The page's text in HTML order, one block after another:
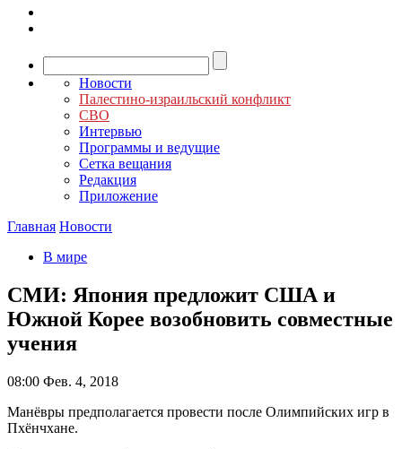
Новости
Палестино-израильский конфликт
СВО
Интервью
Программы и ведущие
Сетка вещания
Редакция
Приложение
Главная Новости
В мире
СМИ: Япония предложит США и
Южной Корее возобновить совместные
учения
08:00 Фев. 4, 2018
Манёвры предполагается провести после Олимпийских игр в
Пхёнчхане.